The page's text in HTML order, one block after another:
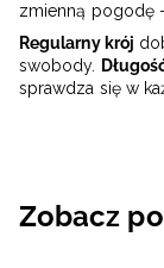
zmienną pogodę
Regularny krój
swobody.
sprawdza się w
Zobacz